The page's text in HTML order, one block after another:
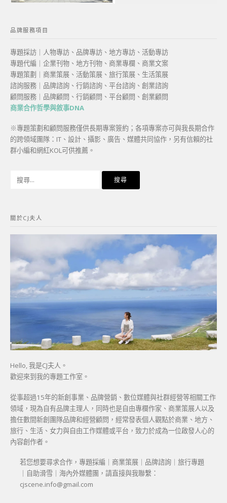
品牌服務項目
專題採訪｜人物專訪、品牌專訪、地方專訪、活動專訪
專題代編｜企業刊物、地方刊物、商業專欄、商業文案
專題策劃｜商業策展、活動策展、旅行策展、生活策展
諮詢服務｜品牌諮詢、行銷諮詢、平台諮詢、創業諮詢
顧問服務｜品牌顧問、行銷顧問、平台顧問、創業顧問
商業合作哲學與敘事DNA
※專題策劃和顧問服務僅供長期專案簽約；各項專案亦可與我長期合作
的跨領域團隊：IT、設計、攝影、廣告、媒體共同協作，另有信賴的社
群小編和網紅KOL可供推薦。
字:
關於CJ夫人
Hello, 我是CJ夫人。
歡迎來到我的專題工作室。
從事超過15年的新創事業、品牌營銷、數位媒體與社群經營等相關工作
領域，現為自有品牌主理人，同時也是自由專欄作家、商業策展人以及
擔任數間新創團隊品牌和經營顧問，經常發表個人觀點於商業、地方、
旅行、生活、女力與自由工作媒體或平台，致力於成為一位啟發人心的
內容創作者。
若您想要尋求合作，專題採編｜商業策展｜品牌諮詢｜旅行專題
｜自助滑雪｜海內外媒體團，請直接與我聯繫：
cjscene.info@gmail.com